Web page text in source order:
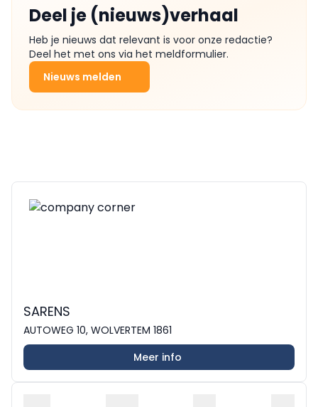
Deel je (nieuws)verhaal
Heb je nieuws dat relevant is voor onze redactie?
Deel het met ons via het meldformulier.
Nieuws melden
SARENS
AUTOWEG 10, WOLVERTEM 1861
Meer info